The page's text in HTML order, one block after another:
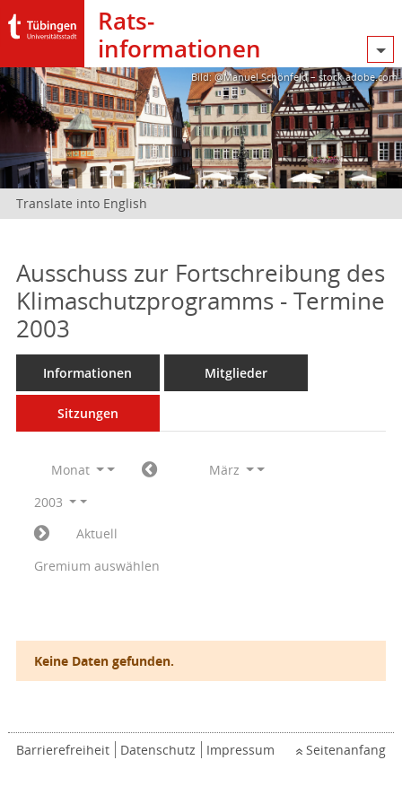
Rats­
informationen
Bild: @Manuel Schönfeld – stock.adobe.com
Translate into English
Ausschuss zur Fortschreibung des
Klimaschutzprogramms - Termine
2003
Informationen Mitglieder
Sitzungen
Monat
März
2003
Aktuell
Gremium auswählen
Keine Daten gefunden.
Barrierefreiheit Datenschutz Impressum Seitenanfang